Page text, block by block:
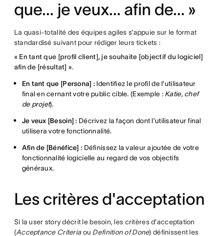
que... je veux... afin de... »
La quasi-totalité des équipes agiles s’appuie sur le format
standardisé suivant pour rédiger leurs tickets :
« En tant que [profil client], je souhaite [objectif du logiciel]
afin de [résultat] ».
En tant que [Persona] : Identifiez le profil de l’utilisateur
final en cernant votre public cible. (Exemple : Katie, chef
de projet).
Je veux [Besoin] : Décrivez la façon dont l’utilisateur final
utilisera votre fonctionnalité.
Afin de [Bénéfice] : Définissez la valeur ajoutée de votre
fonctionnalité logicielle au regard de vos objectifs
généraux.
Les critères d'acceptation
Si la user story décrit le besoin, les critères d'acceptation
(Acceptance Criteria ou Definition of Done) définissent les